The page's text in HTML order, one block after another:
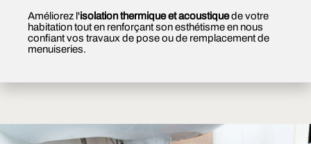
Améliorez l'isolation thermique et acoustiquede votre
habitation tout en renforçant son esthétisme en nous
confiant vos travaux de pose ou de remplacement de
menuiseries.